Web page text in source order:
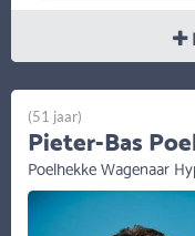
(51 jaar)
Pieter-Bas
Poelhekke Wagenaar